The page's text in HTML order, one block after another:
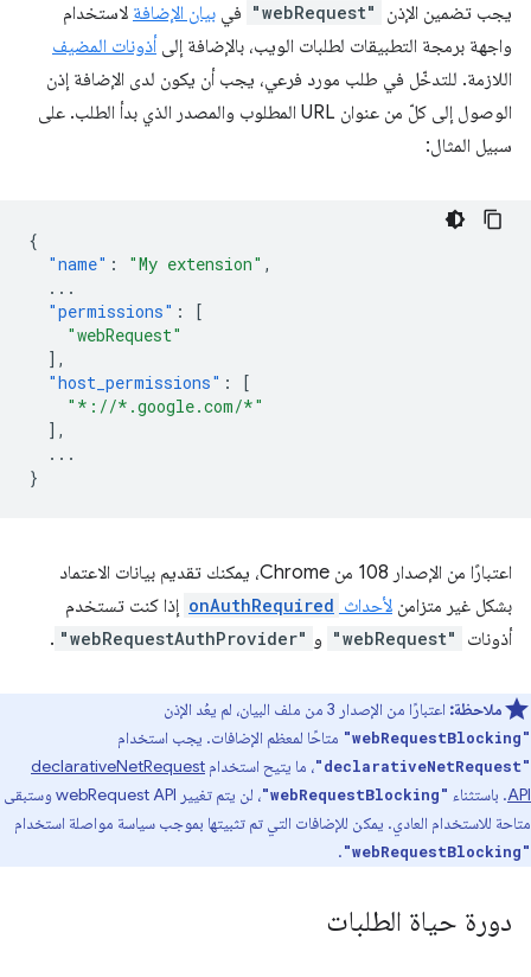
يجب تضمين الإذن "webRequest" في بيان الإضافة لاستخدام
واجهة برمجة التطبيقات لطلبات الويب، بالإضافة إلى أذونات المضيف
اللازمة. للتدخّل في طلب مورد فرعي، يجب أن يكون لدى الإضافة إذن
الوصول إلى كلّ من عنوان URL المطلوب والمصدر الذي بدأ الطلب. على
سبيل المثال:
{
"name" : "My extension" ,
...
"permissions" :
[
"webRequest"
],
"host_permissions" :
[
"*://*.google.com/*"
],
...
}
اعتبارًا من الإصدار 108 من Chrome، يمكنك تقديم بيانات الاعتماد
بشكل غير متزامن لأحداث onAuthRequired إذا كنت تستخدم
أذونات
"webRequest" و "webRequestAuthProvider"
.
ملاحظة: اعتبارًا من الإصدار 3 من ملف البيان، لم يعُد الإذن
"webRequestBlocking" متاحًا لمعظم الإضافات. يجب استخدام
"declarativeNetRequest"، ما يتيح استخدام declarativeNetRequest
API. باستثناء "webRequestBlocking"
، لن يتم تغيير webRequest API وستبقى
متاحة للاستخدام العادي. يمكن للإضافات التي تم تثبيتها بموجب سياسة مواصلة استخدام
"webRequestBlocking"
.
دورة حياة الطلبات